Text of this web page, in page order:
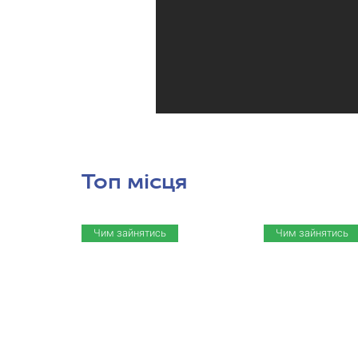
Топ місця
Чим зайнятись Чим зайнятись